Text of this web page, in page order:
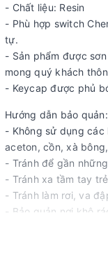
- Chất liệu: Resin
- Phù hợp switch
tự.
- Sản phẩm được
mong quý khách
- Keycap được phủ
Hướng dẫn bảo quản:
- Không sử dụng
aceton, cồn, xà
- Tránh để gần
- Tránh xa tầm tay
- Tránh làm rơi, va
- Bảo quản nơi khô